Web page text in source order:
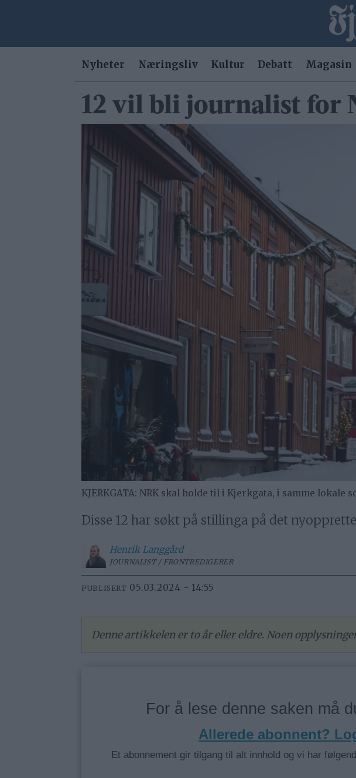
Nyheter Næringsliv Kultur Debatt Magasin
12 vil bli journalist for
KJERKGATA: NRK skal holde til i Kjerkgata, i samme lokale
Disse 12 har søkt på stillinga på det
Henrik Langgård
JOURNALIST / FRONTREDIGERER
PUBLISERT 05.03.2024 - 14:55
Denne artikkelen er to år eller eldre. Noen
For å lese denne saken må
Allerede abonnent?
Et abonnement gir tilgang til alt innhold og vi har